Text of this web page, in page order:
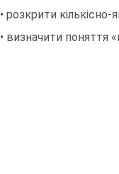
• розкрити
• визначити поняття